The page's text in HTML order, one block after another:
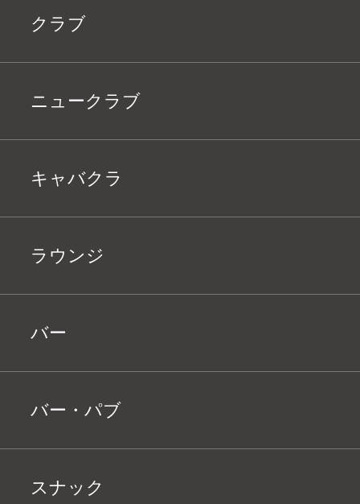
クラブ
ニュークラブ
キャバクラ
ラウンジ
バー
バー・パブ
スナック